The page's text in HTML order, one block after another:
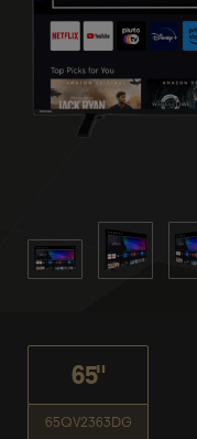
65"
65QV2363DG